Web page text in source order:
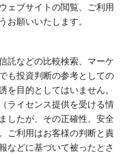
ェブサイトの閲覧、ご利用
願いいたします。
託などの比較検索、マーケ
も投資判断の参考としての
目的としてはいません。
ライセンス提供を受ける情
したが、その正確性、安全
ご利用はお客様の判断と責
などに基づいて被ったとさ